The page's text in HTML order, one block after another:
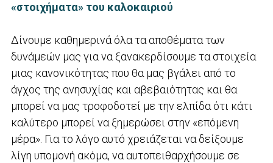
«στοιχήματα» του καλοκαιριού
Δίνουμε καθημερινά όλα τα αποθέματα των
δυνάμεών μας για να ξανακερδίσουμε τα στοιχεία
μιας κανονικότητας που θα μας βγάλει από το
άγχος της ανησυχίας και αβεβαιότητας και θα
μπορεί να μας τροφοδοτεί με την ελπίδα ότι κάτι
καλύτερο μπορεί να ξημερώσει στην «επόμενη
μέρα». Για το λόγο αυτό χρειάζεται να δείξουμε
λίγη υπομονή ακόμα, να αυτοπειθαρχήσουμε σε